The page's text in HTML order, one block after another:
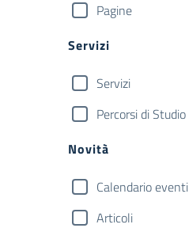
Pagine
Servizi
Servizi
Percorsi di Studio
Novità
Calendario eventi
Articoli